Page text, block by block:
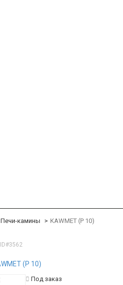
Печи-камины KAWMET (P 10)
ID#3562
Под заказ